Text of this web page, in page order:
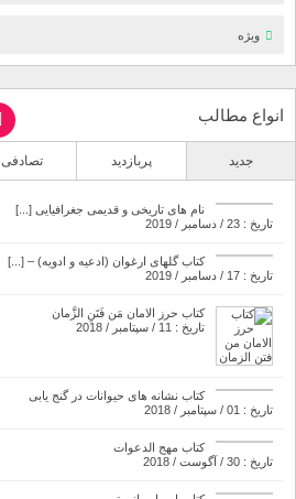
ویژه
انواع مطالب
جدید پربازدید تصادفی
نام های تاریخی و قدیمی جغرافیایی [...]
تاریخ : 23 / دسامبر / 2019
کتاب گلهای ارغوان (ادعیه و ادویه) – [...]
تاریخ : 17 / دسامبر / 2019
کتاب حرز الامان مَن فَتَنِ الزَّمان
تاریخ : 11 / سپتامبر / 2018
کتاب نشانه های حیوانات در گنج یابی
تاریخ : 01 / سپتامبر / 2018
کتاب مهج الدعوات
تاریخ : 30 / آگوست / 2018